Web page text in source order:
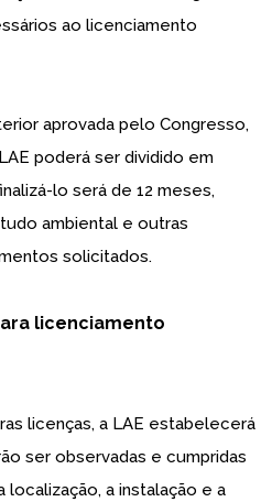
ao licenciamento
aprovada pelo Congresso,
poderá ser dividido em
lo será de 12 meses,
ambiental e outras
solicitados.
licenciamento
licenças, a LAE estabelecerá
ser observadas e cumpridas
a instalação e a